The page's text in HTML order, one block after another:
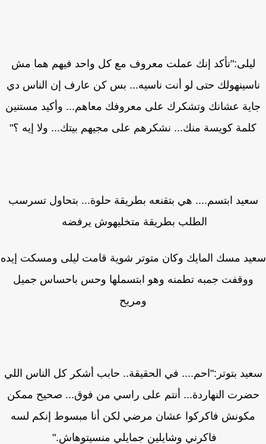
ليلى:"تأكد إنك عملت معروف مع كل واحد فيهم هما مش
حتى لو أنت ناسيه... بس كن عارف إن الناس دي
عشانك وتشكرك على معروفك معاهم... وأكيد مستنين
كويسة منك... نشكرهم على مجيهم بيتك... ولا إيه ؟"
ابتسم.... هي بتقنعه بطريقة حلوة... بتحاول تسرسب
الطلب بطريقة متخليهوش يرفضه
مسك المايك وكان متوتر شوية قامت ليلى ومسكت إيده
ووقفت جمبه تطمنه وهو ابتسملها وحس باحساس جميل
ومريح
بتوتر:"احم.... في الحقيقة.. حابب أشكر كل الناس اللي
النهاردة... أنتم على راسي من فوق... صحيح ممكن
مكونش فاكركوا عشان مرضي لكن أنا مبسوط إنكم لسه
فاكرني وشايلين جمايلي منسيتوهاش."